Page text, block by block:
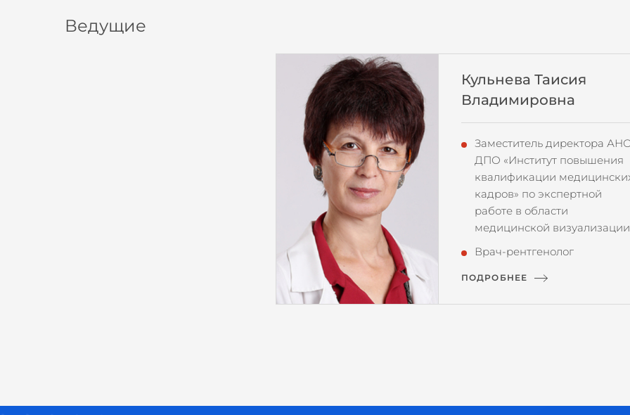
Ведущие
Кульнева Таисия
Владимировна
Заместитель директора
ДПО «Институт повышения
квалификации
кадров» по экспертной
работе в области
медицинской визуализации
Врач-рентгенолог
ПОДРОБНЕЕ